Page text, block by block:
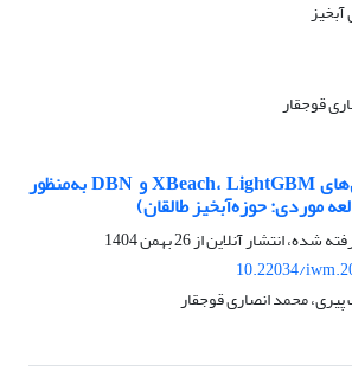
قوجقار
مقایسه عملکرد مدل‌های XBeach، LightGBM و DBN به‌منظور
موردی: حوزه‌آبخیز طالقان)
شده، انتشار آنلاین از26 بهمن 1404
10.22034/
محمد انصاری قوجقار